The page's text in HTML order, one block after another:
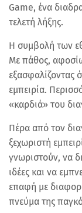
Game, ένα
τελετή λήξης.
Η συμβολή των
Με πάθος,
εξασφαλίζοντας
εμπειρία.
«καρδιά» του
Πέρα από τον
ξεχωριστή
γνωριστούν, να
ιδέες και να
επαφή με
πνεύμα της